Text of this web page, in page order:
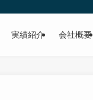
実績紹介 会社概要